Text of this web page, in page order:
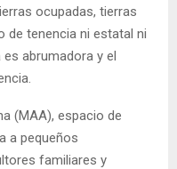
ocupadas, tierras
de tenencia ni estatal ni
abrumadora y el
(MAA), espacio de
a pequeños
familiares y